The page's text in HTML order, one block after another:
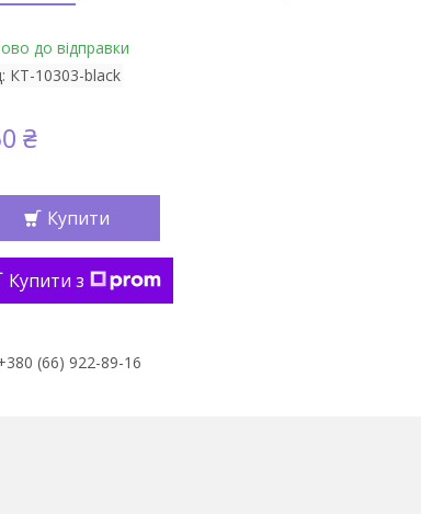
до відправки
КТ-10303-black
₴
Купити
Купити з
(66) 922-89-16